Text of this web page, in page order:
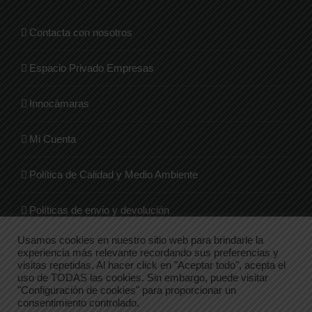
Contacta con nosotros
Espacio Privado Empresas
Innocámaras
Mi Cuenta
Política de Calidad y Medio Ambiente
Políticas de envio y devolución
Quienes Somos
Tienda
Usamos cookies en nuestro sitio web para brindarle la
experiencia más relevante recordando sus preferencias y
visitas repetidas. Al hacer click en "Aceptar todo", acepta el
uso de TODAS las cookies. Sin embargo, puede visitar
"Configuración de cookies" para proporcionar un
consentimiento controlado.